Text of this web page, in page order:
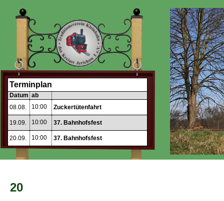
Terminplan
Datum ab
08.08.
10:00 Zuckertütenfahrt
19.09. 10:00 37. Bahnhofsfest
20.09. 10:00 37. Bahnhofsfest
20